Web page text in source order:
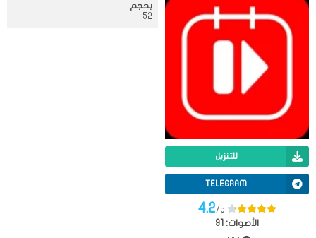
للتنزيل
TELEGRAM
4.2/5
الأصوات:
91
بحجم
52